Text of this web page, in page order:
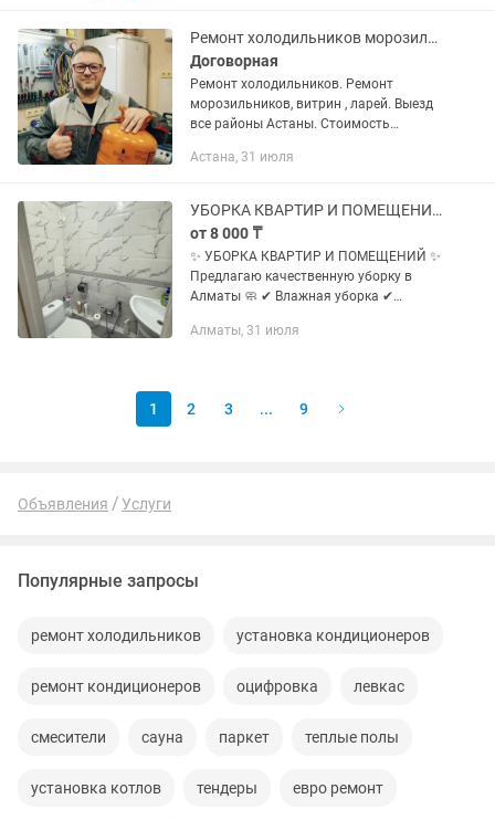
Ремонт холодильников морозильников Замена мотора
Договорная
Ремонт холодильников. Ремонт
морозильников, витрин , ларей. Выезд
все районы Астаны. Стоимость
пригород — 10 000 тг
восстановление...
Астана, 31 июля
УБОРКА КВАРТИР И ПОМЕЩЕНИЙ Предлагаю качественную уборку в Алматы
от 8 000 ₸
✨ УБОРКА КВАРТИР И ПОМЕЩЕНИЙ ✨
Предлагаю качественную уборку в
Алматы 🧼 ✔ Влажная уборка ✔
ремонта ✔ Мытьё окон и витрин ✔
Алматы, 31 июля
1 2 3 ... 9
Объявления Услуги
Популярные запросы
ремонт холодильников установка кондиционеров
ремонт кондиционеров оцифровка левкас
смесители сауна паркет теплые полы
установка котлов тендеры евро ремонт